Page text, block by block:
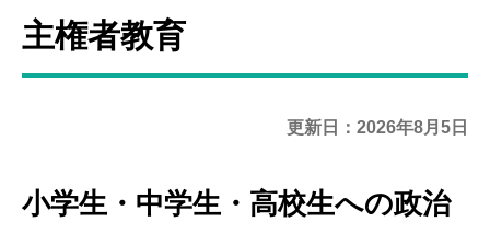
本
主権者教育
更新日：2026年8月5日
小学生・中学生・高校生への政治